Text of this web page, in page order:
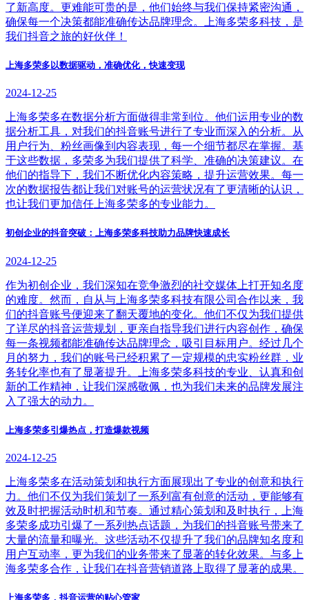
了新高度。更难能可贵的是，他们始终与我们保持紧密沟通，
确保每一个决策都能准确传达品牌理念。上海多荣多科技，是
我们抖音之旅的好伙伴！
上海多荣多以数据驱动，准确优化，快速变现
2024-12-25
上海多荣多在数据分析方面做得非常到位。他们运用专业的数
据分析工具，对我们的抖音账号进行了专业而深入的分析。从
用户行为、粉丝画像到内容表现，每一个细节都尽在掌握。基
于这些数据，多荣多为我们提供了科学、准确的决策建议。在
他们的指导下，我们不断优化内容策略，提升运营效果。每一
次的数据报告都让我们对账号的运营状况有了更清晰的认识，
也让我们更加信任上海多荣多的专业能力。
初创企业的抖音突破：上海多荣多科技助力品牌快速成长
2024-12-25
作为初创企业，我们深知在竞争激烈的社交媒体上打开知名度
的难度。然而，自从与上海多荣多科技有限公司合作以来，我
们的抖音账号便迎来了翻天覆地的变化。他们不仅为我们提供
了详尽的抖音运营规划，更亲自指导我们进行内容创作，确保
每一条视频都能准确传达品牌理念，吸引目标用户。经过几个
月的努力，我们的账号已经积累了一定规模的忠实粉丝群，业
务转化率也有了显著提升。上海多荣多科技的专业、认真和创
新的工作精神，让我们深感敬佩，也为我们未来的品牌发展注
入了强大的动力。
上海多荣多引爆热点，打造爆款视频
2024-12-25
上海多荣多在活动策划和执行方面展现出了专业的创意和执行
力。他们不仅为我们策划了一系列富有创意的活动，更能够有
效及时把握活动时机和节奏。通过精心策划和及时执行，上海
多荣多成功引爆了一系列热点话题，为我们的抖音账号带来了
大量的流量和曝光。这些活动不仅提升了我们的品牌知名度和
用户互动率，更为我们的业务带来了显著的转化效果。与多上
海多荣多合作，让我们在抖音营销道路上取得了显著的成果。
上海多荣多，抖音运营的贴心管家